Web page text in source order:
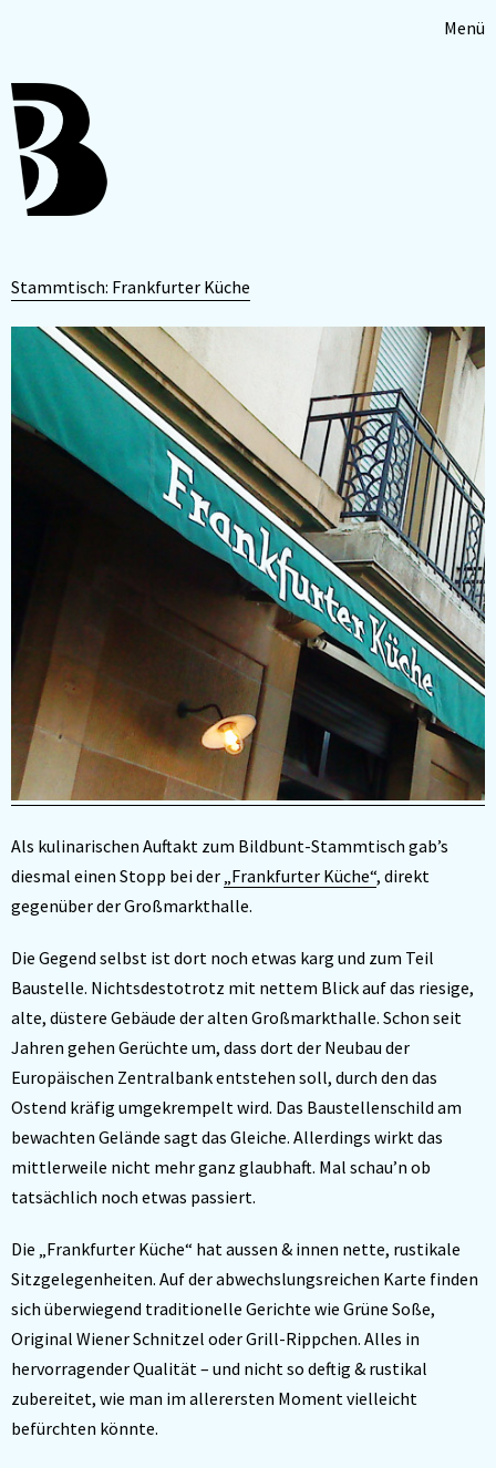
Menü
Stammtisch: Frankfurter Küche
Als kulinarischen Auftakt zum Bildbunt-Stammtisch gab’s
diesmal einen Stopp bei der „Frankfurter Küche“, direkt
gegenüber der Großmarkthalle.
Die Gegend selbst ist dort noch etwas karg und zum Teil
Baustelle. Nichtsdestotrotz mit nettem Blick auf das riesige,
alte, düstere Gebäude der alten Großmarkthalle. Schon seit
Jahren gehen Gerüchte um, dass dort der Neubau der
Europäischen Zentralbank entstehen soll, durch den das
Ostend kräfig umgekrempelt wird. Das Baustellenschild am
bewachten Gelände sagt das Gleiche. Allerdings wirkt das
mittlerweile nicht mehr ganz glaubhaft. Mal schau’n ob
tatsächlich noch etwas passiert.
Die „Frankfurter Küche“ hat aussen & innen nette, rustikale
Sitzgelegenheiten. Auf der abwechslungsreichen Karte finden
sich überwiegend traditionelle Gerichte wie Grüne Soße,
Original Wiener Schnitzel oder Grill-Rippchen. Alles in
hervorragender Qualität – und nicht so deftig & rustikal
zubereitet, wie man im allerersten Moment vielleicht
befürchten könnte.